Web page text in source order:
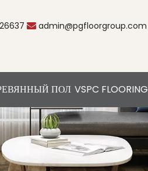
 admin@pgfloorgroup.com
ПОЛ VSPC FLOORING